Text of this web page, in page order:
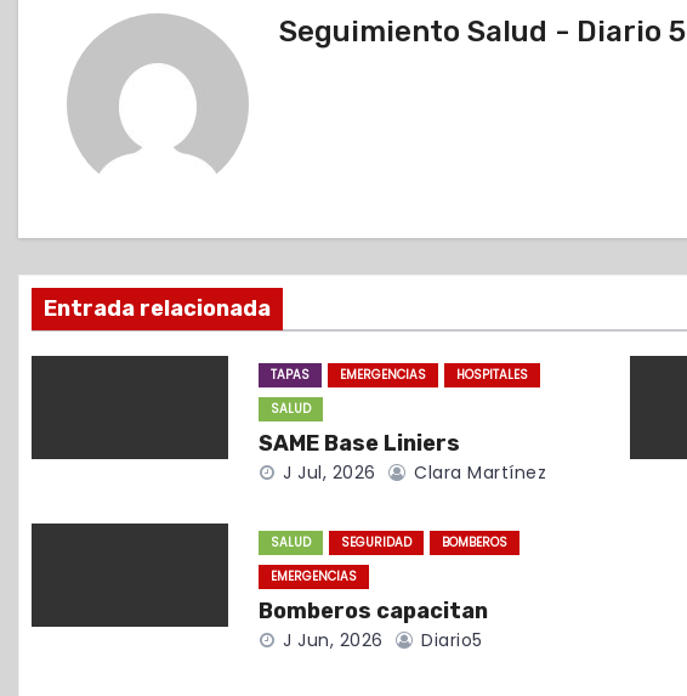
c
i
ó
Seguimiento Salud - Diario 5
Entrada relacionada
TAPAS EMERGENCIAS
HOSPITALES
SALUD
SAME Base Liniers
J Jul, 2026 Clara Martínez
SALUD SEGURIDAD
BOMBEROS
EMERGENCIAS
Bomberos capacitan
J Jun, 2026 Diario5